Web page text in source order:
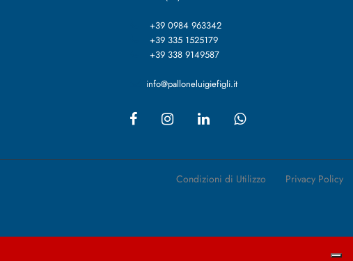
+39 0984 963342
+39 335 1525179
+39 338 9149587
info@palloneluigiefigli.it
Condizioni di Utilizzo Privacy Policy